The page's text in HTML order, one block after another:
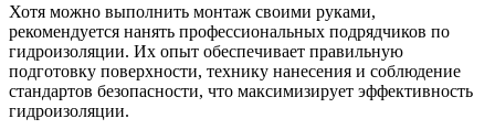
Хотя можно выполнить монтаж своими руками,
рекомендуется нанять профессиональных подрядчиков по
гидроизоляции. Их опыт обеспечивает правильную
подготовку поверхности, технику нанесения и соблюдение
стандартов безопасности, что максимизирует эффективность
гидроизоляции.